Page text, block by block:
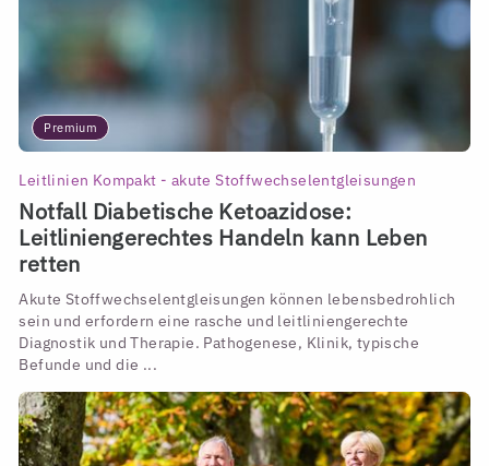
Premium
Leitlinien Kompakt - akute Stoffwechselentgleisungen
Notfall Diabetische Ketoazidose:
Leitliniengerechtes Handeln kann Leben
retten
Akute Stoffwechselentgleisungen können lebensbedrohlich
sein und erfordern eine rasche und leitliniengerechte
Diagnostik und Therapie. Pathogenese, Klinik, typische
Befunde und die ...